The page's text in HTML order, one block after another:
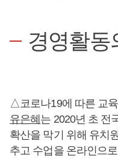
경영활동
△코로나19에 따른 교
유은혜 는 2020년 초 전
확산을 막기 위해 유치
추고 수업을 온라인으